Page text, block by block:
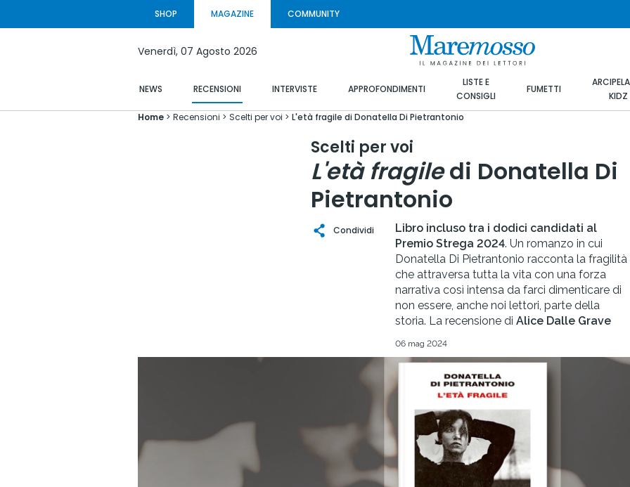
SHOP MAGAZINE COMMUNITY
Venerdì, 07 Agosto 2026
NEWS RECENSIONI INTERVISTE APPROFONDIMENTI
LISTE E
CONSIGLI
FUMETTI
KIDZ
Home
Recensioni Scelti per voi L'età fragile di Donatella Di Pietrantonio
Scelti per voi
L'età fragiledi Donatella Di
Pietrantonio
Condividi
Libro incluso tra i dodici candidati al
Premio Strega 2024. Un romanzo in cui
Donatella Di Pietrantonio racconta la fragilità
che attraversa tutta la vita con una forza
narrativa così intensa da farci dimenticare di
non essere, anche noi lettori, parte della
storia. La recensione di Alice Dalle Grave
06 mag 2024